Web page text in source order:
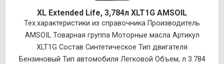
XL Extended Life, 3,784л XLT1G AMSOIL
Тех.характеристики из справочника Производитель
AMSOIL Товарная группа Моторные масла Артикул
XLT1G Состав Синтетическое Тип двигателя
Бензиновый Тип автомобиля Легковой Объем, л 3.784